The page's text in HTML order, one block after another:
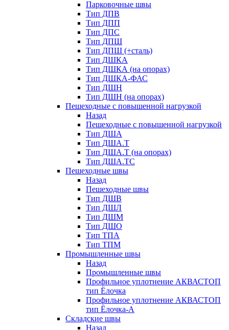
Парковочные швы
Тип ДПВ
Тип ДПП
Тип ДПС
Тип ДПШ
Тип ДПШ (+сталь)
Тип ДШКА
Тип ДШКА (на опорах)
Тип ДШКА-ФАС
Тип ДШН
Тип ДШН (на опорах)
Пешеходные с повышенной нагрузкой
Назад
Пешеходные с повышенной нагрузкой
Тип ДША
Тип ДША.Т
Тип ДША.Т (на опорах)
Тип ДША.ТС
Пешеходные швы
Назад
Пешеходные швы
Тип ДШВ
Тип ДШЛ
Тип ДШМ
Тип ДШО
Тип ТПА
Тип ТПМ
Промышленные швы
Назад
Промышленные швы
Профильное уплотнение АКВАСТОП
тип Ёлочка
Профильное уплотнение АКВАСТОП
тип Ёлочка-А
Складские швы
Назад